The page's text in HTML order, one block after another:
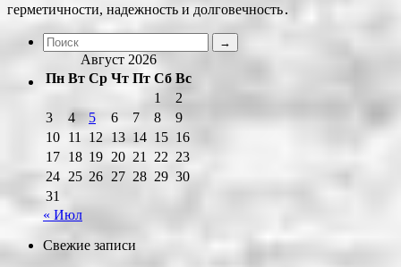
герметичности, надежность и долговечность․
Август 2026
Пн Вт Ср Чт Пт Сб Вс
1
2
3
4 5 6 7 8
9
10 11 12 13 14 15 16
17 18 19 20 21 22 23
24 25 26 27 28 29 30
31
« Июл
Свежие записи